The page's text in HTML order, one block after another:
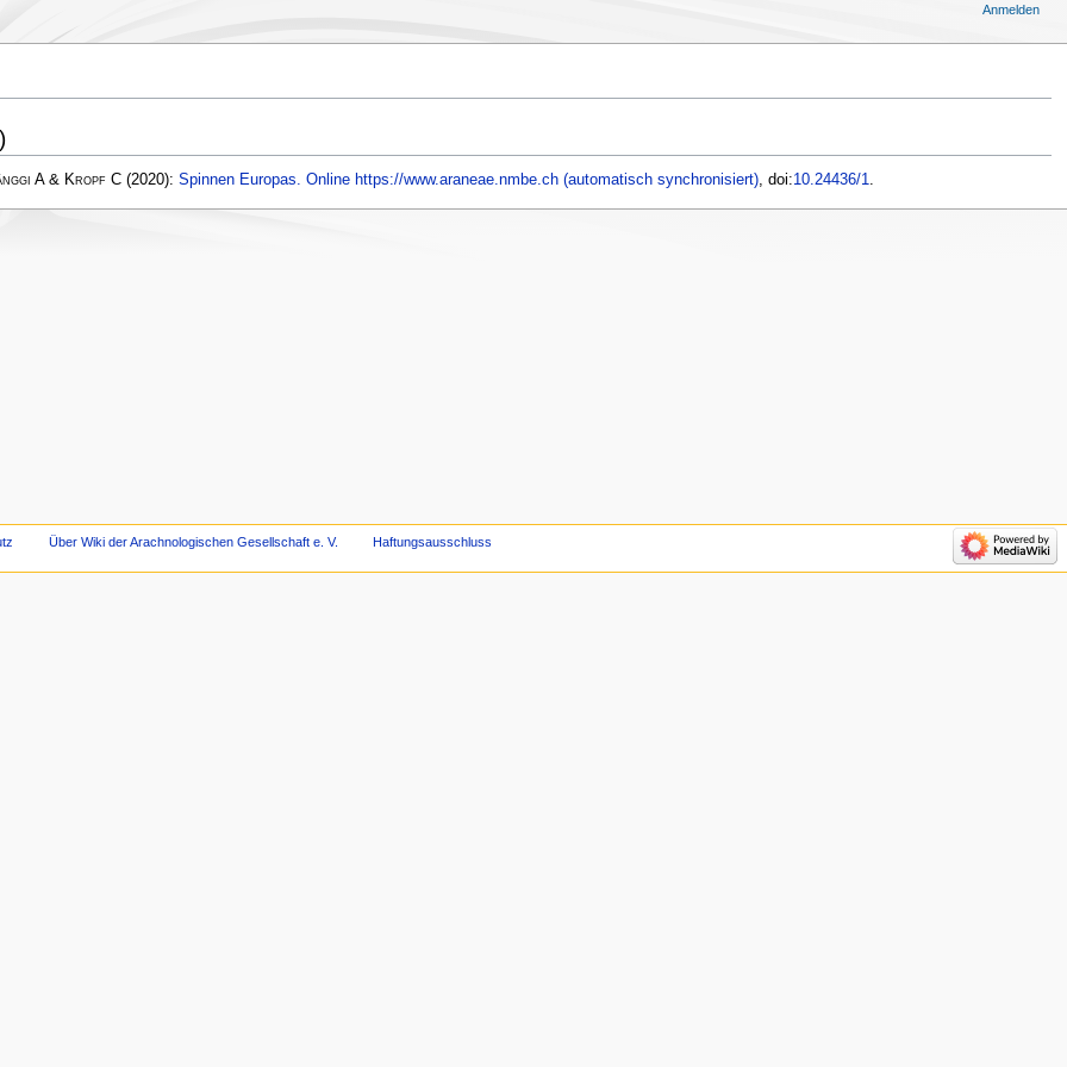
A & Kropf C(2020): Spinnen Europas. Online https://www.araneae.nmbe.ch (automatisch synchronisiert), doi:10.24436/1.
Anmelden
Über Wiki der Arachnologischen Gesellschaft e. V. Haftungsausschluss